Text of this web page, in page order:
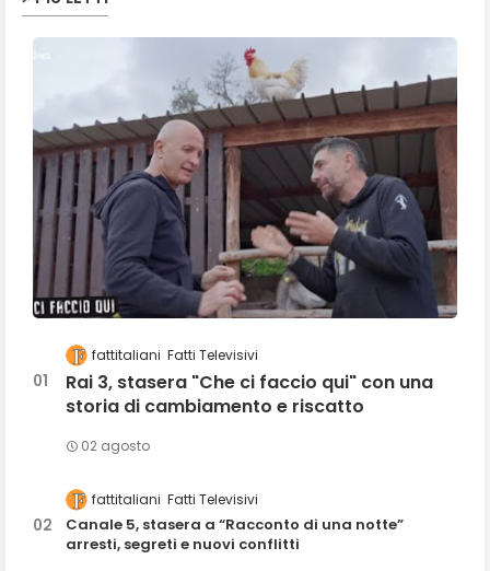
fattitaliani Fatti Televisivi
Rai 3, stasera "Che ci faccio qui" con una
storia di cambiamento e riscatto
02 agosto
fattitaliani Fatti Televisivi
Canale 5, stasera a “Racconto di una notte”
arresti, segreti e nuovi conflitti